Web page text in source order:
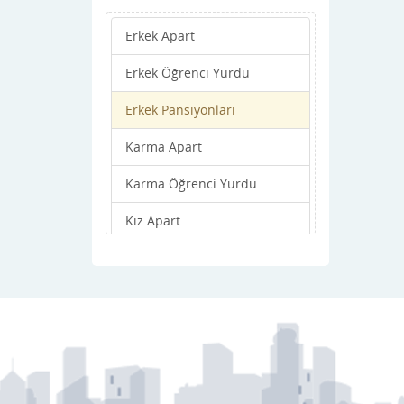
Erkek Apart
Erkek Öğrenci Yurdu
Erkek Pansiyonları
Karma Apart
Karma Öğrenci Yurdu
Kız Apart